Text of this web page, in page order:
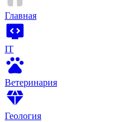
Главная
IT
Ветеринария
Геология